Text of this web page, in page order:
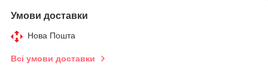
Умови доставки
Нова Пошта
Всі умови доставки